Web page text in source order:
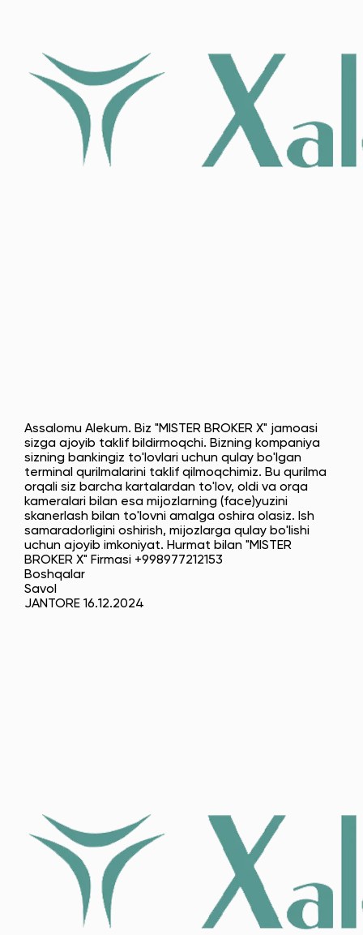
Assalomu Alekum. Biz "MISTER BROKER X" jamoasi
sizga ajoyib taklif bildirmoqchi. Bizning kompaniya
sizning bankingiz to'lovlari uchun qulay bo'lgan
terminal qurilmalarini taklif qilmoqchimiz. Bu qurilma
orqali siz barcha kartalardan to'lov, oldi va orqa
kameralari bilan esa mijozlarning (face)yuzini
skanerlash bilan to'lovni amalga oshira olasiz. Ish
samaradorligini oshirish, mijozlarga qulay bo'lishi
uchun ajoyib imkoniyat. Hurmat bilan "MISTER
BROKER X" Firmasi +998977212153
Boshqalar
Savol
JANTORE 16.12.2024